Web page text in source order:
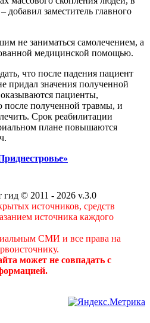
добавил заместитель главного
не заниматься самолечением, а
медицинской помощью.
что после падения пациент
придал значения полученной
пациенты,
после полученной травмы, и
Срок реабилитации
плане повышаются
гид © 2011 - 2026 v.3.0
источников, средств
источника каждого
СМИ и все права на
может не совпадать с